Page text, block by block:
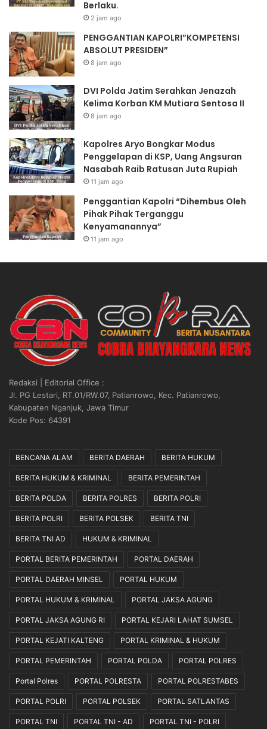
Berlaku.
2 jam ago
PENGGANTIAN KAPOLRI”KOMPETENSI
ABSOLUT PRESIDEN”
8 jam ago
DVI Polda Jatim Serahkan Jenazah
Kelima Korban KM Mutiara Sentosa II
8 jam ago
Kapolres Aryo Bongkar Modus
Penggelapan di KSP, Uang Angsuran
Nasabah Raib Ratusan Juta Rupiah
11 jam ago
Penggantian Kapolri “Dihembus Oleh
Pihak Pihak Terganggu
Kenyamanannya”
11 jam ago
Redaksi | Editorial Office :
Jl. PG Lestari, RT.01/RW.07, Patianrowo, Kec. Patianrowo,
Kabupaten Nganjuk, Jawa Timur
Kode Pos: 64391
BENCANA ALAM BERITA DAERAH BERITA HUKUM
BERITA HUKUM & KRIMINAL BERITA PEMERINTAH
BERITA POLDA BERITA POLRES BERITA POLRI
BERITA POLRI BERITA POLSEK BERITA TNI
BERITA TNI AD HUKUM & KRIMINAL
PORTAL BERITA PEMERINTAH PORTAL DAERAH
PORTAL DAERAH MINSEL PORTAL HUKUM
PORTAL HUKUM & KRIMINAL PORTAL JAKSA AGUNG
PORTAL JAKSA AGUNG RI PORTAL KEJARI LAHAT SUMSEL
PORTAL KEJATI KALTENG PORTAL KRIMINAL & HUKUM
PORTAL PEMERINTAH PORTAL POLDA PORTAL POLRES
Portal Polres PORTAL POLRESTA PORTAL POLRESTABES
PORTAL POLRI PORTAL POLSEK PORTAL SATLANTAS
PORTAL TNI PORTAL TNI - AD PORTAL TNI - POLRI